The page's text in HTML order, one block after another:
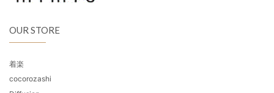
OUR STORE
着楽
cocorozashi